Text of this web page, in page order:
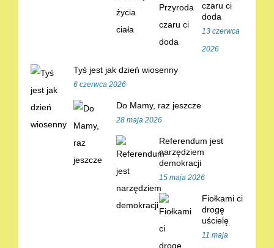
czaru ci
doda
13 czerwca
2026
Tyś jest jak dzień wiosenny
6 czerwca 2026
Do Mamy, raz jeszcze
28 maja 2026
Referendum jest
narzędziem
demokracji
15 maja 2026
Fiołkami ci
drogę
uścielę
11 maja